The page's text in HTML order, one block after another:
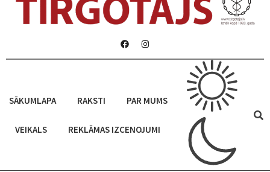
SĀKUMLAPA RAKSTI PAR MUMS
VEIKALS REKLĀMAS IZCENOJUMI